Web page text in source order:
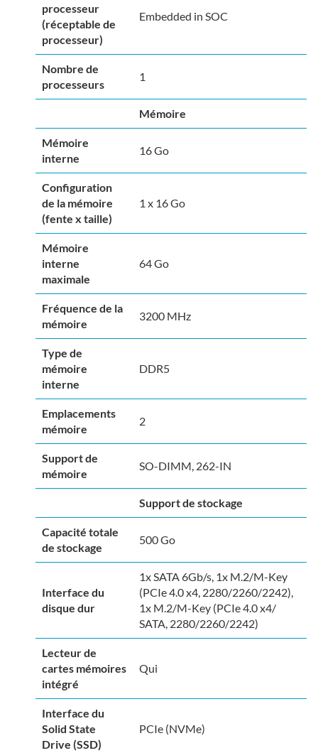
processeur
(réceptable de
processeur)
Embedded in SOC
Nombre de
processeurs
1
Mémoire
Mémoire
interne
16 Go
Configuration
de la mémoire
(fente x taille)
1 x 16 Go
Mémoire
interne
maximale
64 Go
Fréquence de la
mémoire
3200 MHz
Type de
mémoire
interne
DDR5
Emplacements
mémoire
2
Support de
mémoire
SO-DIMM, 262-IN
Support de stockage
Capacité totale
de stockage
500 Go
Interface du
disque dur
1x SATA 6Gb/​s, 1x M.2/​M-Key
(PCIe 4.0 x4, 2280/​2260/​2242),
1x M.2/​M-Key (PCIe 4.0 x4/​
SATA, 2280/​2260/​2242)
Lecteur de
cartes mémoires
intégré
Qui
Interface du
Solid State
Drive (SSD)
PCIe (NVMe)